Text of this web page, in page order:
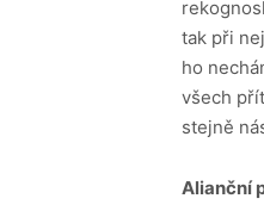
tak při
ho
všech
stejně
Alianční